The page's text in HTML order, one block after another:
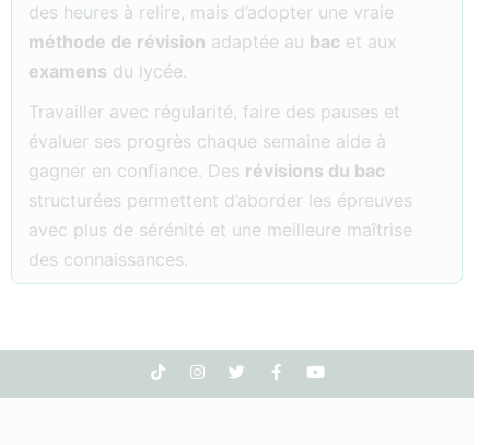
des heures à relire, mais d’adopter une vraie
méthode de révision adaptée au bac et aux
examens du lycée.
Travailler avec régularité, faire des pauses et
évaluer ses progrès chaque semaine aide à
gagner en confiance. Des révisions du bac
structurées permettent d’aborder les épreuves
avec plus de sérénité et une meilleure maîtrise
des connaissances.